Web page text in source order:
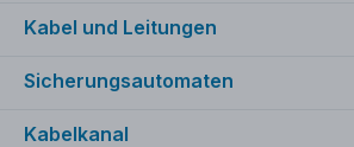
Kabel und Leitungen
Sicherungsautomaten
Kabelkanal